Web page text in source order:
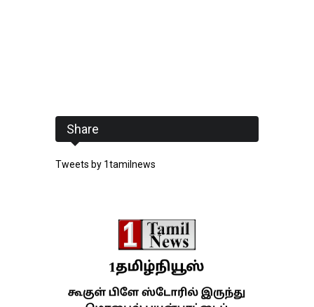
Share
Tweets by 1tamilnews